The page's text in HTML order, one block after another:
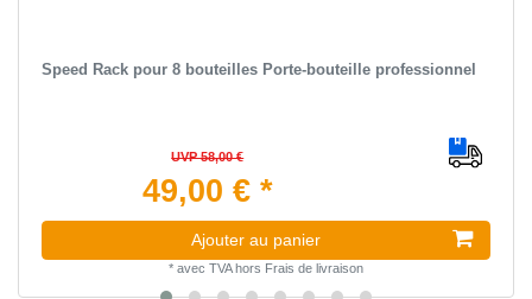
Speed Rack pour 8 bouteilles Porte-bouteille professionnel
UVP 58,00 €
49,00 € *
Ajouter au panier
* avec TVAhors Frais de livraison